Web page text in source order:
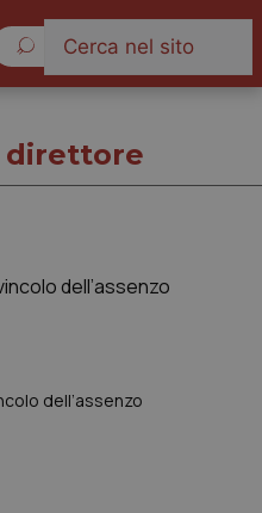
direttore
dell’assenzo